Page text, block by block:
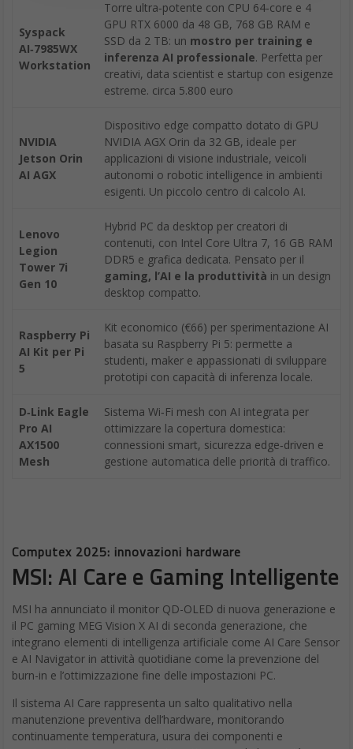
Syspack
AI‑7985WX
Workstation
Torre ultra‑potente con CPU 64‑core e 4
GPU RTX 6000 da 48 GB, 768 GB RAM e
SSD da 2 TB: un mostro per training e
inferenza AI professionale. Perfetta per
creativi, data scientist e startup con esigenze
estreme. circa 5.800 euro
NVIDIA
Jetson Orin
AI AGX
Dispositivo edge compatto dotato di GPU
NVIDIA AGX Orin da 32 GB, ideale per
applicazioni di visione industriale, veicoli
autonomi o robotic intelligence in ambienti
esigenti. Un piccolo centro di calcolo AI.
Lenovo
Legion
Tower 7i
Gen 10
Hybrid PC da desktop per creatori di
contenuti, con Intel Core Ultra 7, 16 GB RAM
DDR5 e grafica dedicata. Pensato per il
gaming, l’AI e la produttività in un design
desktop compatto.
Raspberry Pi
AI Kit per Pi
5
Kit economico (€66) per sperimentazione AI
basata su Raspberry Pi 5: permette a
studenti, maker e appassionati di sviluppare
prototipi con capacità di inferenza locale.
D‑Link Eagle
Pro AI
AX1500
Mesh
Sistema Wi‑Fi mesh con AI integrata per
ottimizzare la copertura domestica:
connessioni smart, sicurezza edge‑driven e
gestione automatica delle priorità di traffico.
Computex 2025: innovazioni hardware
MSI: AI Care e Gaming Intelligente
MSI ha annunciato il monitor QD-OLED di nuova generazione e
il PC gaming MEG Vision X AI di seconda generazione, che
integrano elementi di intelligenza artificiale come AI Care Sensor
e AI Navigator in attività quotidiane come la prevenzione del
burn-in e l’ottimizzazione fine delle impostazioni PC.
Il sistema AI Care rappresenta un salto qualitativo nella
manutenzione preventiva dell’hardware, monitorando
continuamente temperatura, usura dei componenti e